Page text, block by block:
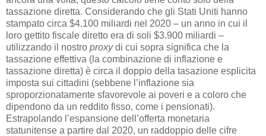
tassazione diretta. Considerando che gli Stati Uniti hanno
stampato circa $4.100 miliardi nel 2020 – un anno in cui il
loro gettito fiscale diretto era di soli $3.900 miliardi –
utilizzando il nostro proxydi cui sopra significa che la
tassazione effettiva (la combinazione di inflazione e
tassazione diretta) è circa il doppio della tasazione esplicita
imposta sui cittadini (sebbene l’inflazione sia
sproporzionatamente sfavorevole ai poveri e a coloro che
dipendono da un reddito fisso, come i pensionati).
Estrapolando l’espansione dell’offerta monetaria
statunitense a partire dal 2020, un raddoppio delle cifre